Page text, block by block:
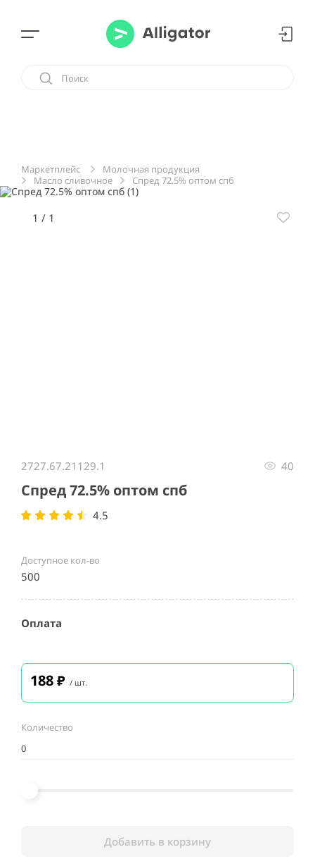
Маркетплейс
Молочная продукция
Масло cливочное
Спред 72.5% оптом спб
1 / 1
2727.67.21129.1 40
Спред 72.5% оптом спб
4.5
Доступное кол-во
500
Оплата
188₽ / шт.
Количество
Добавить в корзину